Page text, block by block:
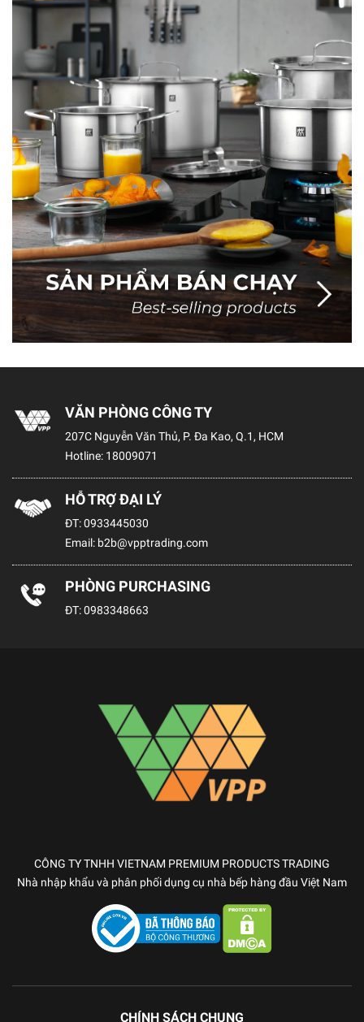
VĂN PHÒNG CÔNG TY
207C Nguyễn Văn Thủ, P. Đa Kao, Q.1, HCM
Hotline: 18009071
HỖ TRỢ ĐẠI LÝ
ĐT:0933445030
Email: b2b@vpptrading.com
PHÒNG PURCHASING
ĐT:0983348663
CÔNG TY TNHH VIETNAM PREMIUM PRODUCTS TRADING
Nhà nhập khẩu và phân phối dụng cụ nhà bếp hàng đầu Việt Nam
CHÍNH SÁCH CHUNG